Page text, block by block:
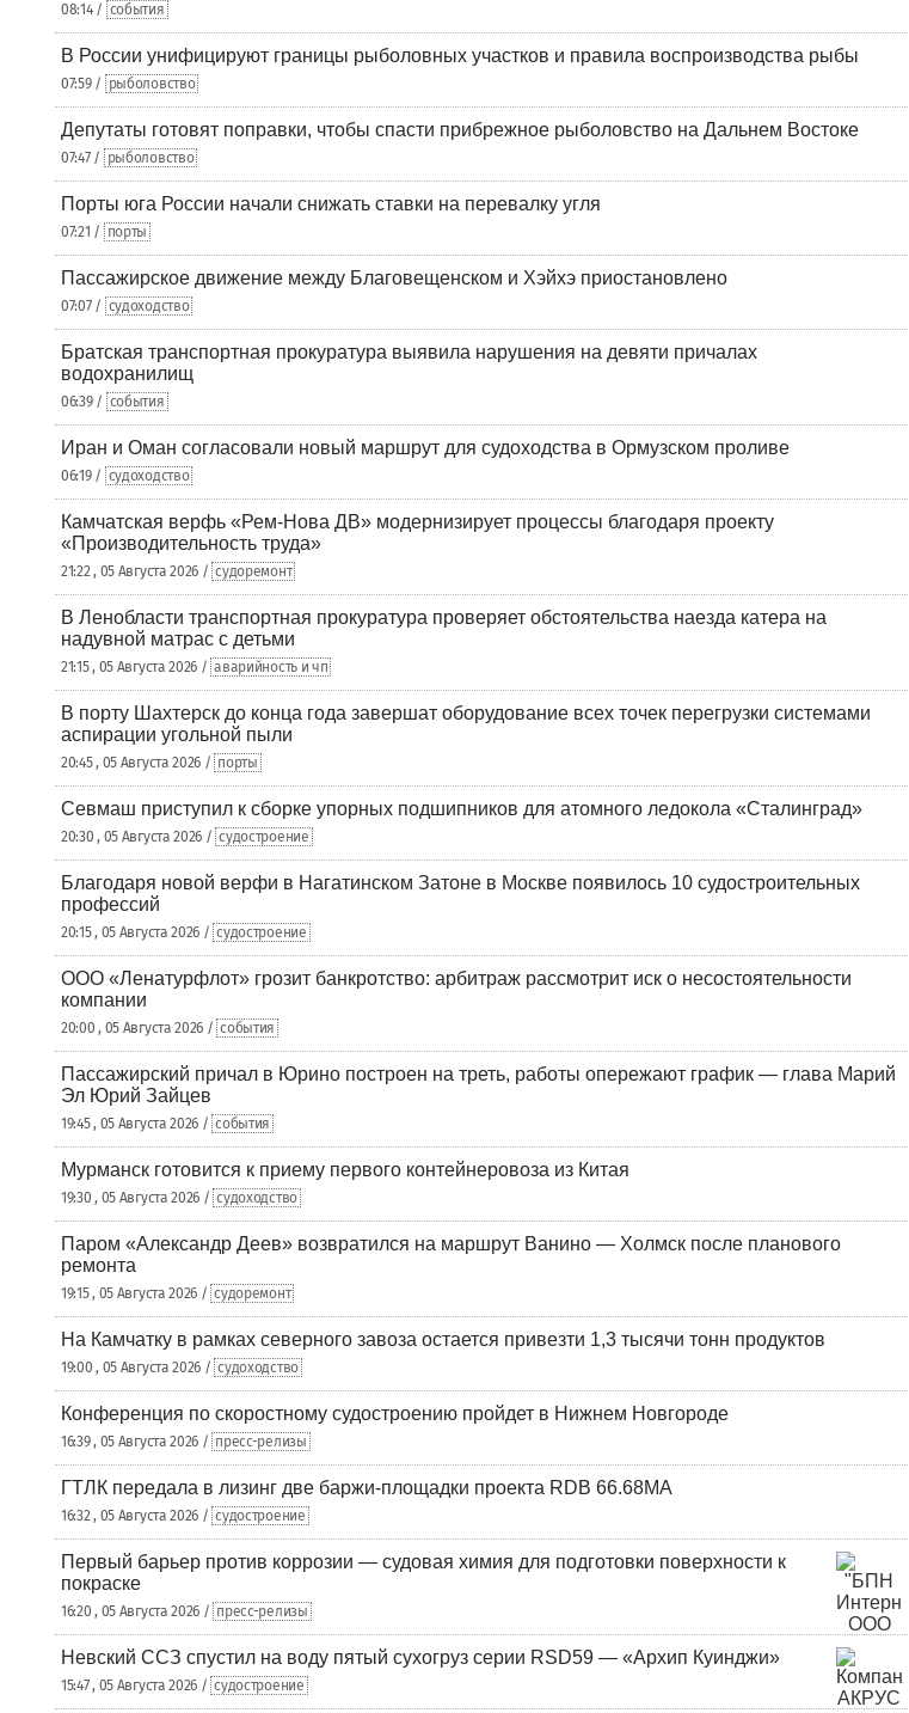
08:14 / события
В России унифицируют границы рыболовных участков и правила воспроизводства рыбы
07:59 / рыболовство
Депутаты готовят поправки, чтобы спасти прибрежное рыболовство на Дальнем Востоке
07:47 / рыболовство
Порты юга России начали снижать ставки на перевалку угля
07:21 / порты
Пассажирское движение между Благовещенском и Хэйхэ приостановлено
07:07 / судоходство
Братская транспортная прокуратура выявила нарушения на девяти причалах
водохранилищ
06:39 / события
Иран и Оман согласовали новый маршрут для судоходства в Ормузском проливе
06:19 / судоходство
Камчатская верфь «Рем-Нова ДВ» модернизирует процессы благодаря проекту
«Производительность труда»
21:22 , 05 Августа 2026 / судоремонт
В Ленобласти транспортная прокуратура проверяет обстоятельства наезда катера на
надувной матрас с детьми
21:15 , 05 Августа 2026 / аварийность и чп
В порту Шахтерск до конца года завершат оборудование всех точек перегрузки системами
аспирации угольной пыли
20:45 , 05 Августа 2026 / порты
Севмаш приступил к сборке упорных подшипников для атомного ледокола «Сталинград»
20:30 , 05 Августа 2026 / судостроение
Благодаря новой верфи в Нагатинском Затоне в Москве появилось 10 судостроительных
профессий
20:15 , 05 Августа 2026 / судостроение
ООО «Ленатурфлот» грозит банкротство: арбитраж рассмотрит иск о несостоятельности
компании
20:00 , 05 Августа 2026 / события
Пассажирский причал в Юрино построен на треть, работы опережают график — глава Марий
Эл Юрий Зайцев
19:45 , 05 Августа 2026 / события
Мурманск готовится к приему первого контейнеровоза из Китая
19:30 , 05 Августа 2026 / судоходство
Паром «Александр Деев» возвратился на маршрут Ванино — Холмск после планового
ремонта
19:15 , 05 Августа 2026 / судоремонт
На Камчатку в рамках северного завоза остается привезти 1,3 тысячи тонн продуктов
19:00 , 05 Августа 2026 / судоходство
Конференция по скоростному судостроению пройдет в Нижнем Новгороде
16:39 , 05 Августа 2026 / пресс-релизы
ГТЛК передала в лизинг две баржи-площадки проекта RDB 66.68МА
16:32 , 05 Августа 2026 / судостроение
Первый барьер против коррозии — судовая химия для подготовки поверхности к
покраске
16:20 , 05 Августа 2026 / пресс-релизы
Невский ССЗ спустил на воду пятый сухогруз серии RSD59 — «Архип Куинджи»
15:47 , 05 Августа 2026 / судостроение